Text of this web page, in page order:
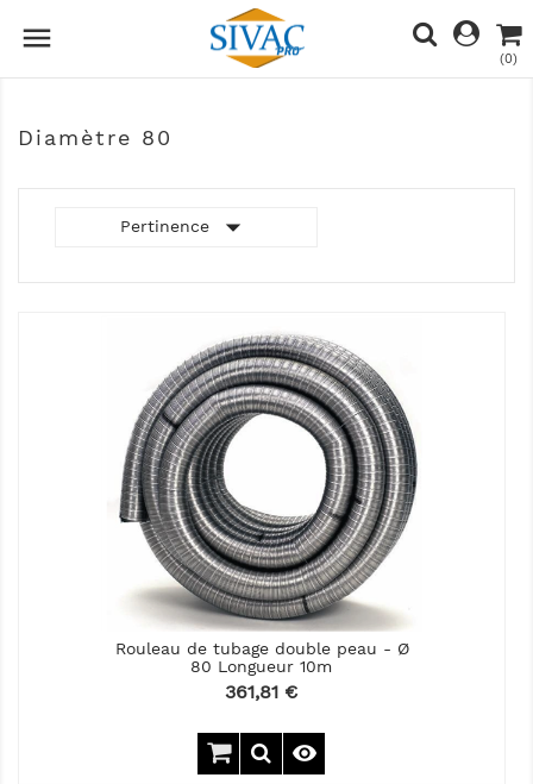

(0)
Diamètre 80
Pertinence 
Rouleau de tubage double peau - Ø
80 Longueur 10m
Prix
361,81 €
